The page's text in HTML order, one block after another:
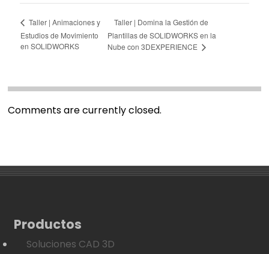
Taller | Animaciones y
Estudios de Movimiento
en SOLIDWORKS
Taller | Domina la Gestión de
Plantillas de SOLIDWORKS en la
Nube con 3DEXPERIENCE
Comments are currently closed.
Productos
Soluciones CAD 3D